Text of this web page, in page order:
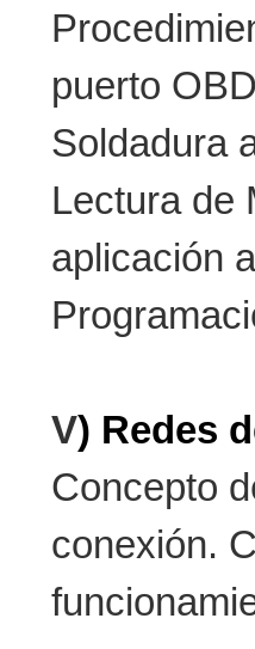
puerto
Soldadura
Lectura de
aplicación
V) Redes
Concepto
conexión.